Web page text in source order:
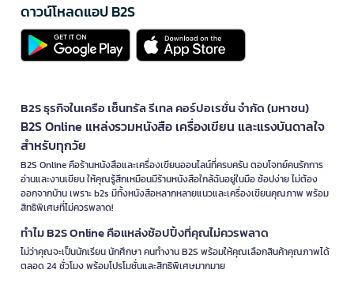
ดาวน์โหลดแอป B2S
B2S ธุรกิจในเครือ เซ็นทรัล รีเทล คอร์ปอเรชั่น จำกัด (มหาชน)
B2S Online แหล่งรวมหนังสือ เครื่องเขียน และแรงบันดาลใจ
สำหรับทุกวัย
B2S Online คือร้านหนังสือและเครื่องเขียนออนไลน์ที่ครบครัน ตอบโจทย์คนรักการ
อ่านและงานเขียน ให้คุณรู้สึกเหมือนมีร้านหนังสือใกล้ฉันอยู่ในมือ ช้อปง่าย ไม่ต้อง
ออกจากบ้าน เพราะ b2s มีทั้งหนังสือหลากหลายแนวและเครื่องเขียนคุณภาพ พร้อม
สิทธิพิเศษที่ไม่ควรพลาด!
ทำไม B2S Online คือแหล่งช้อปปิ้งที่คุณไม่ควรพลาด
ไม่ว่าคุณจะเป็นนักเรียน นักศึกษา คนทำงาน B2S พร้อมให้คุณเลือกสินค้าคุณภาพได้
ตลอด 24 ชั่วโมง พร้อมโปรโมชั่นและสิทธิพิเศษมากมาย